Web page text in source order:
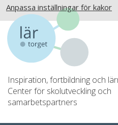
Anpassa inställningar för kakor
Inspiration, fortbildning och
Center för skolutveckling och
samarbetspartners